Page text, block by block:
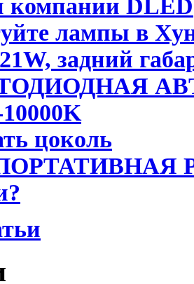
DLED
лампы в
задний
цоколь